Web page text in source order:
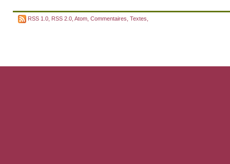
RSS 1.0 RSS 2.0 Atom Commentaires Textes